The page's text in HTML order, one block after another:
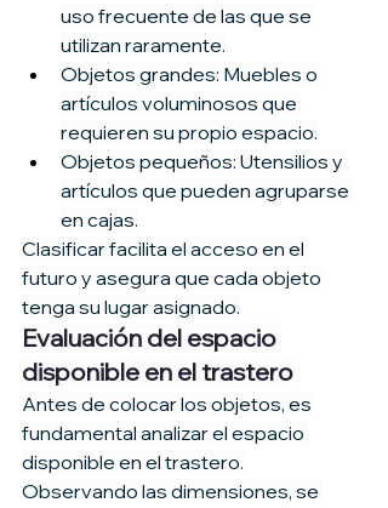
uso frecuente de las que se
utilizan raramente.
Objetos grandes: Muebles o
artículos voluminosos que
requieren su propio espacio.
Objetos pequeños: Utensilios y
artículos que pueden agruparse
en cajas.
Clasificar facilita el acceso en el
futuro y asegura que cada objeto
tenga su lugar asignado.
Evaluación del espacio
disponible en el trastero
Antes de colocar los objetos, es
fundamental analizar el espacio
disponible en el trastero.
Observando las dimensiones, se